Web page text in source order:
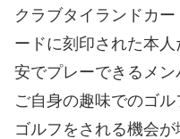
クラブタイランドカ
ードに刻印された本
安でプレーできるメン
ご自身の趣味でのゴ
ゴルフをされる機会